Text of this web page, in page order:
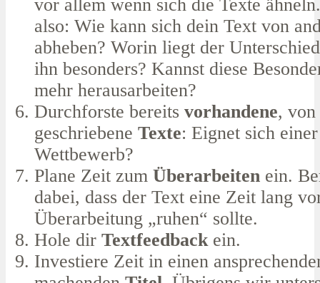
vor allem wenn sich die Texte
also: Wie kann sich dein Text von
abheben? Worin liegt der
ihn besonders? Kannst diese
mehr herausarbeiten?
Durchforste bereits vorhandene,
geschriebene Texte: Eignet sich
Wettbewerb?
Plane Zeit zum Überarbeiten ein.
dabei, dass der Text eine Zeit lang
Überarbeitung „ruhen“ sollte.
Hole dir Textfeedback ein.
Investiere Zeit in einen